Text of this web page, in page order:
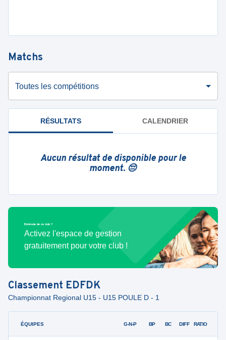
Matchs
Toutes les compétitions
RÉSULTATS CALENDRIER
Aucun résultat de disponible pour le
moment. 😔
Bénévole de ce club ?
Activez l'espace de gestion
gratuitement pour votre club !
Classement EDFDK
Championnat Regional U15 - U15 POULE D - 1
ÉQUIPES G-N-P BP BC DIFF RATIO